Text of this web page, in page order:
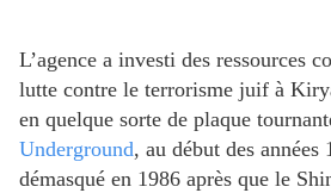
L’agence a investi des ressources
lutte contre le terrorisme juif à
en quelque sorte de plaque
Underground, au début des
démasqué en 1986 après que le